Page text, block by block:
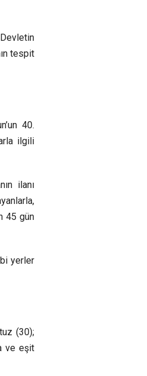
tespit
40.
ilgili
ilanı
45 gün
yerler
(30);
ve eşit